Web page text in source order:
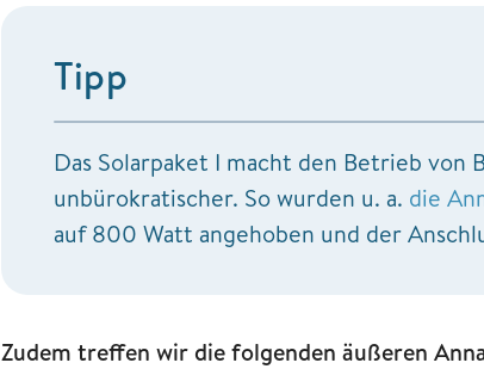
Tipp
Das Solarpaket I macht den Betrieb
unbürokratischer. So wurden u. a. die
auf 800 Watt angehoben und der
Zudem treffen wir die folgenden äußeren